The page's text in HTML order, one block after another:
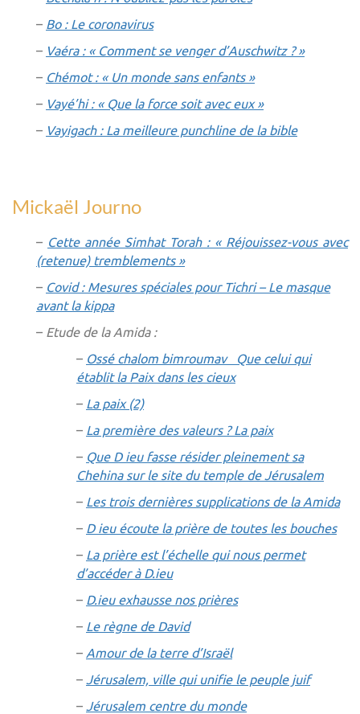
– Bo : Le coronavirus
– Vaéra : « Comment se venger d’Auschwitz ? »
– Chémot : « Un monde sans enfants »
– Vayé’hi : « Que la force soit avec eux »
– Vayigach : La meilleure punchline de la bible
Mickaël Journo
– Cette année Simhat Torah : « Réjouissez-vous avec
(retenue) tremblements »
– Covid : Mesures spéciales pour Tichri – Le masque
avant la kippa
– Etude de la Amida :
– Ossé chalom bimroumav Que celui qui
établit la Paix dans les cieux
– La paix (2)
– La première des valeurs ? La paix
– Que D ieu fasse résider pleinement sa
Chehina sur le site du temple de Jérusalem
– Les trois dernières supplications de la Amida
– D ieu écoute la prière de toutes les bouches
– La prière est l’échelle qui nous permet
d’accéder à D.ieu
– D.ieu exhausse nos prières
– Le règne de David
– Amour de la terre d’Israël
– Jérusalem, ville qui unifie le peuple juif
– Jérusalem centre du monde